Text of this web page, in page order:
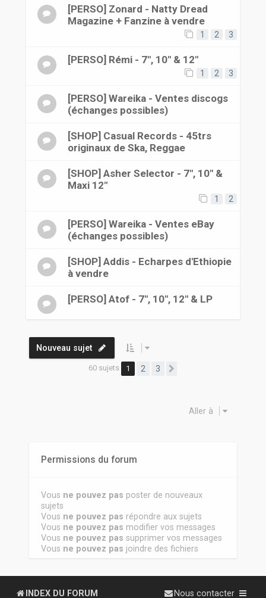
[PERSO] Zonard - Natty Dread
Magazine + Fanzine à vendre
1 2 3
[PERSO] Rémi - 7", 10" & 12"
1 2 3
[PERSO] Wareika - Ventes discogs
(échanges possibles)
[SHOP] Casual Records - 45trs
originaux de Ska, Reggae
[SHOP] Asher Selector - 7", 10" &
Maxi 12"
1 2
[PERSO] Wareika - Ventes eBay
(échanges possibles)
[SHOP] Addis - Echarpes d'Ethiopie
à vendre
[PERSO] Atof - 7", 10", 12" & LP
Nouveau sujet
60 sujets 1 2 3
Aller à
Permissions du forum
Vous ne pouvez pas poster de nouveaux
sujets
Vous ne pouvez pas répondre aux sujets
Vous ne pouvez pas modifier vos messages
Vous ne pouvez pas supprimer vos messages
Vous ne pouvez pas joindre des fichiers
INDEX DU FORUM Nous contacter